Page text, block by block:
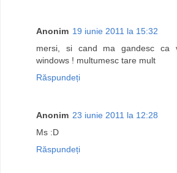
Anonim 19 iunie 2011 la 15:32
mersi, si cand ma gandesc ca
windows ! multumesc tare mult
Răspundeți
Anonim 23 iunie 2011 la 12:28
Ms :D
Răspundeți